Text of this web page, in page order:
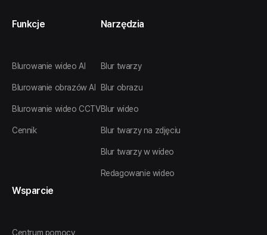
Funkcje
Blurowanie wideo AI
Blurowanie obrazów AI
Blurowanie wideo CCTV
Cennik
Narzędzia
Blur twarzy
Blur obrazu
Blur wideo
Blur twarzy na zdjęciu
Blur twarzy w wideo
Redagowanie wideo
Wsparcie
Centrum pomocy